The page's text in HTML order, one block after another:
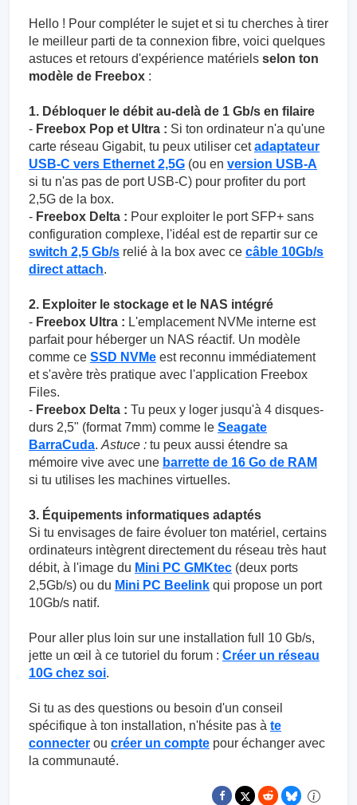
Hello ! Pour compléter le sujet et si tu cherches à tirer
le meilleur parti de ta connexion fibre, voici quelques
astuces et retours d'expérience matériels selon ton
modèle de Freebox :
1. Débloquer le débit au-delà de 1 Gb/s en filaire
- Freebox Pop et Ultra : Si ton ordinateur n'a qu'une
carte réseau Gigabit, tu peux utiliser cetadaptateur
USB-C vers Ethernet 2,5G (ou en version USB-A
si tu n'as pas de port USB-C) pour profiter du port
2,5G de la box.
- Freebox Delta : Pour exploiter le port SFP+ sans
configuration complexe, l'idéal est de repartir sur ce
switch 2,5 Gb/s relié à la box avec ce câble 10Gb/s
direct attach.
2. Exploiter le stockage et le NAS intégré
- Freebox Ultra : L'emplacement NVMe interne est
parfait pour héberger un NAS réactif. Un modèle
comme ce SSD NVMe est reconnu immédiatement
et s'avère très pratique avec l'application Freebox
Files.
- Freebox Delta : Tu peux y loger jusqu'à 4 disques-
durs 2,5" (format 7mm) comme le Seagate
BarraCuda. Astuce : tu peux aussi étendre sa
mémoire vive avec une barrette de 16 Go de RAM
si tu utilises les machines virtuelles.
3. Équipements informatiques adaptés
Si tu envisages de faire évoluer ton matériel, certains
ordinateurs intègrent directement du réseau très haut
débit, à l'image du Mini PC GMKtec (deux ports
2,5Gb/s) ou du Mini PC Beelink qui propose un port
10Gb/s natif.
Pour aller plus loin sur une installation full 10 Gb/s,
jette un œil à ce tutoriel du forum : Créer un réseau
10G chez soi.
Si tu as des questions ou besoin d'un conseil
spécifique à ton installation, n'hésite pas à te
connecter ou créer un compte pour échanger avec
la communauté.